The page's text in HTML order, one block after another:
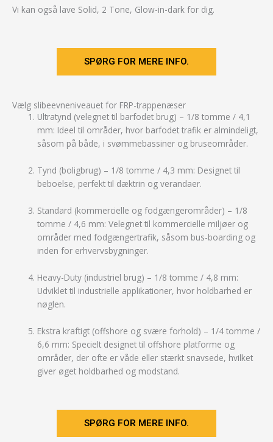
Vi kan også lave Solid, 2 Tone, Glow-in-dark for dig.
SPØRG FOR MERE INFO.
Vælg slibeevneniveauet for FRP-trappenæser
Ultratynd (velegnet til barfodet brug) – 1/8 tomme / 4,1
mm: Ideel til områder, hvor barfodet trafik er almindeligt,
såsom på både, i svømmebassiner og bruseområder.
Tynd (boligbrug) – 1/8 tomme / 4,3 mm: Designet til
beboelse, perfekt til dæktrin og verandaer.
Standard (kommercielle og fodgængerområder) – 1/8
tomme / 4,6 mm: Velegnet til kommercielle miljøer og
områder med fodgængertrafik, såsom bus-boarding og
inden for erhvervsbygninger.
Heavy-Duty (industriel brug) – 1/8 tomme / 4,8 mm:
Udviklet til industrielle applikationer, hvor holdbarhed er
nøglen.
Ekstra kraftigt (offshore og svære forhold) – 1/4 tomme /
6,6 mm: Specielt designet til offshore platforme og
områder, der ofte er våde eller stærkt snavsede, hvilket
giver øget holdbarhed og modstand.
SPØRG FOR MERE INFO.